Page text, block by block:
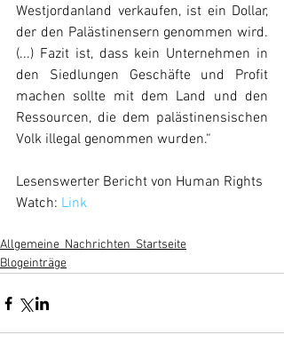
Westjordanland verkaufen, ist ein Dollar,
der den Palästinensern genommen wird.
(...) Fazit ist, dass kein Unternehmen in
den Siedlungen Geschäfte und Profit
machen sollte mit dem Land und den
Ressourcen, die dem palästinensischen
Volk illegal genommen wurden.“
Lesenswerter Bericht von Human Rights
Watch: Link
Allgemeine_Nachrichten_Startseite
Blogeinträge